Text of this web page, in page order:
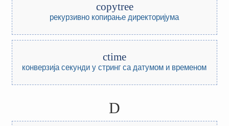
copytree
рекурзивно копирање директоријума
ctime
конверзија секунди у стринг са датумом и временом
D